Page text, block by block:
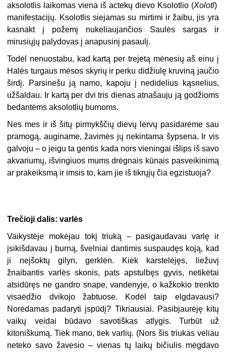
aksolotlis laikomas viena iš actekų dievo Ksolotlio (Xolotl)
manifestacijų. Ksolotlis siejamas su mirtimi ir žaibu, jis yra
kasnakt į požemį nukeliaujančios Saulės sargas ir
mirusiųjų palydovas į anapusinį pasaulį.
Todėl nenuostabu, kad kartą per trejetą mėnesių aš einu į
Halės turgaus mėsos skyrių ir perku didžiulę kruviną jaučio
širdį. Parsinešu ją namo, kapoju į nedidelius kąsnelius,
užšaldau. Ir kartą per dvi tris dienas atnašauju ją godžioms
bedantėms aksolotlių burnoms.
Nes mes ir iš šitų pirmykščių dievų lervų pasidarėme sau
pramogą, auginame, žavimės jų nekintama šypsena. Ir vis
galvoju – o jeigu ta gentis kada nors vieningai išlips iš savo
akvariumų, išvingiuos mums drėgnais kūnais pasveikinimą
ar prakeiksmą ir imsis to, kam jie iš tikrųjų čia egzistuoja?
Trečioji dalis: varlės
Vaikystėje mokėjau tokį triuką – pasigaudavau varlę ir
įsikišdavau į burną, švelniai dantimis suspaudęs koją, kad
ji neįšoktų gilyn, gerklėn. Kiek karstelėjęs, liežuvį
žnaibantis varlės skonis, pats apstulbęs gyvis, netikėtai
atsidūręs ne gandro snape, vandenyje, o kažkokio trenkto
visaėdžio dvikojo žabtuose. Kodėl taip elgdavausi?
Norėdamas padaryti įspūdį? Tikriausiai. Pasibjaurėję kitų
vaikų veidai būdavo savotiškas atlygis. Turbūt už
kitoniškumą. Tiek mano, tiek varlių. (Nors šis triukas vėliau
neteko savo žavesio – vienas tų laikų bičiulis mėgdavo